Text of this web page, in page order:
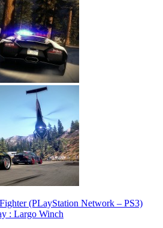
(PLayStation Network – PS3)
: Largo Winch